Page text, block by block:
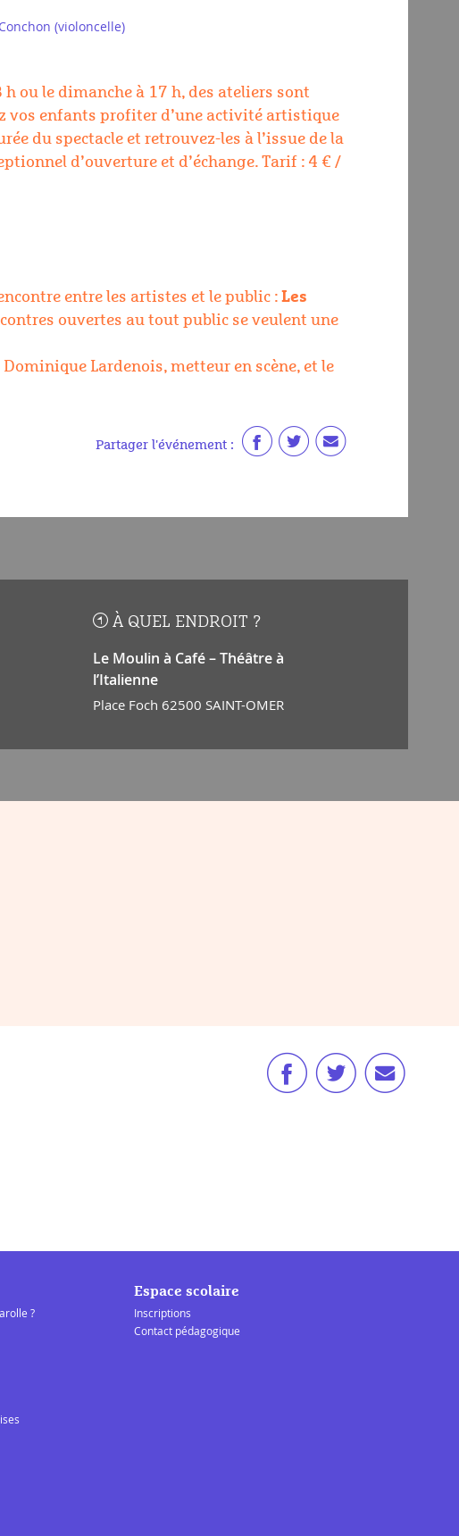
(violoncelle)
ou le dimanche à 17 h, des ateliers sont
vos enfants profiter d’une activité artistique
du spectacle et retrouvez-les à l’issue de la
d’ouverture et d’échange. Tarif : 4 € /
entre les artistes et le public : Les
ouvertes au tout public se veulent une
Dominique Lardenois, metteur en scène, et le
Partager l'événement :
À QUEL ENDROIT ?
Le Moulin à Café – Théâtre à
l’Italienne
Place Foch 62500 SAINT-OMER
?
Espace scolaire
Inscriptions
Contact pédagogique